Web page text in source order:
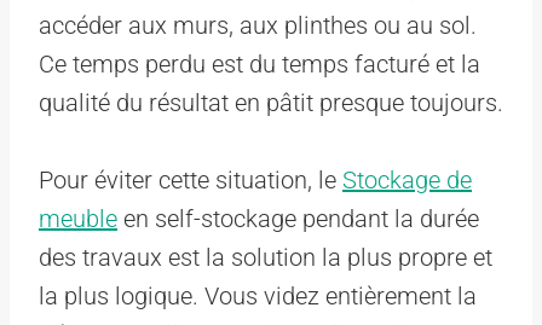
accéder aux murs, aux plinthes ou au sol.
Ce temps perdu est du temps facturé et la
qualité du résultat en pâtit presque toujours.
Pour éviter cette situation, le Stockage de
meuble en self-stockage pendant la durée
des travaux est la solution la plus propre et
la plus logique. Vous videz entièrement la